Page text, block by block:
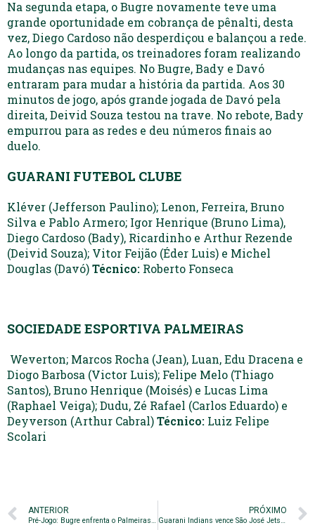
Na segunda etapa, o Bugre novamente teve uma
grande oportunidade em cobrança de pênalti, desta
vez, Diego Cardoso não desperdiçou e balançou a rede.
Ao longo da partida, os treinadores foram realizando
mudanças nas equipes. No Bugre, Bady e Davó
entraram para mudar a história da partida. Aos 30
minutos de jogo, após grande jogada de Davó pela
direita, Deivid Souza testou na trave. No rebote, Bady
empurrou para as redes e deu números finais ao
duelo.
GUARANI FUTEBOL CLUBE
Kléver (Jefferson Paulino); Lenon, Ferreira, Bruno
Silva e Pablo Armero; Igor Henrique (Bruno Lima),
Diego Cardoso (Bady), Ricardinho e Arthur Rezende
(Deivid Souza); Vitor Feijão (Éder Luis) e Michel
Douglas (Davó)Técnico: Roberto Fonseca
SOCIEDADE ESPORTIVA PALMEIRAS
Weverton; Marcos Rocha (Jean), Luan, Edu Dracena e
Diogo Barbosa (Victor Luis); Felipe Melo (Thiago
Santos), Bruno Henrique (Moisés) e Lucas Lima
(Raphael Veiga); Dudu, Zé Rafael (Carlos Eduardo) e
Deyverson (Arthur Cabral)Técnico: Luiz Felipe
Scolari
ANTERIOR
Pré-Jogo: Bugre enfrenta o Palmeiras em amistoso no Brinco
PRÓXIMO
Guarani Indians vence São José Jets e avança para a final